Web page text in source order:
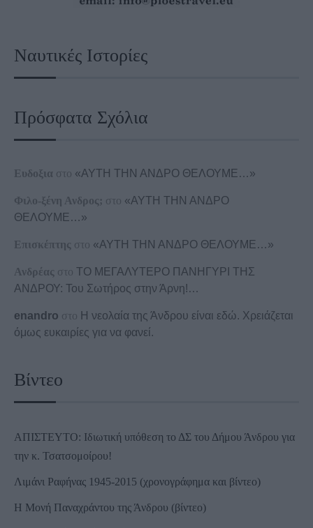
Ναυτικές Ιστορίες
Πρόσφατα Σχόλια
Ευδοξια στο «ΑΥΤΗ ΤΗΝ ΑΝΔΡΟ ΘΕΛΟΥΜΕ…»
Φιλο-ξένη Ανδρος; στο «ΑΥΤΗ ΤΗΝ ΑΝΔΡΟ
ΘΕΛΟΥΜΕ…»
Επισκέπτης στο «ΑΥΤΗ ΤΗΝ ΑΝΔΡΟ ΘΕΛΟΥΜΕ…»
Ανδρέας στο ΤΟ ΜΕΓΑΛΥΤΕΡΟ ΠΑΝΗΓΥΡΙ ΤΗΣ
ΑΝΔΡΟΥ: Του Σωτήρος στην Άρνη!…
enandro στο Η νεολαία της Άνδρου είναι εδώ. Χρειάζεται
όμως ευκαιρίες για να φανεί.
Βίντεο
ΑΠΙΣΤΕΥΤΟ: Ιδιωτική υπόθεση το ΔΣ του Δήμου Άνδρου για
την κ. Τσατσομοίρου!
Λιμάνι Ραφήνας 1945-2015 (χρονογράφημα και βίντεο)
Η Μονή Παναχράντου της Άνδρου (βίντεο)